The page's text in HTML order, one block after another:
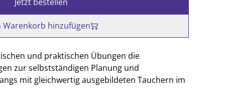
Jetzt bestellen
Warenkorb hinzufügen
und praktischen Übungen die
zur selbstständigen Planung und
mit gleichwertig ausgebildeten Tauchern im